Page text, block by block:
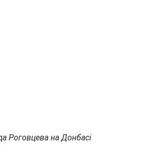
Роговцева на Донбасі